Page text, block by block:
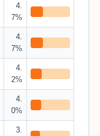
4.
7%
4.
7%
4.
2%
4.
0%
3.